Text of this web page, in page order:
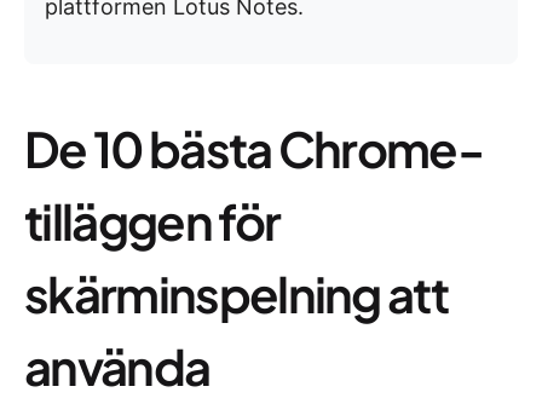
plattformen Lotus Notes.
De 10 bästa Chrome-
tilläggen för
skärminspelning att
använda